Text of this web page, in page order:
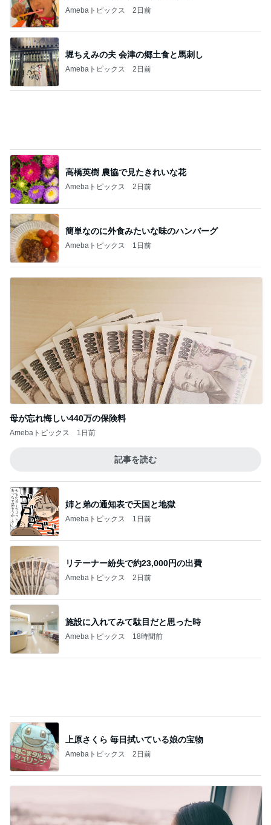
Amebaトピックス 2日前
堀ちえみの夫 会津の郷土食と馬刺し
Amebaトピックス 2日前
高橋英樹 農協で見たきれいな花
Amebaトピックス 2日前
簡単なのに外食みたいな味のハンバーグ
Amebaトピックス 1日前
母が忘れ悔しい440万の保険料
Amebaトピックス 1日前
記事を読む
姉と弟の通知表で天国と地獄
Amebaトピックス 1日前
リテーナー紛失で約23,000円の出費
Amebaトピックス 2日前
施設に入れてみて駄目だと思った時
Amebaトピックス 18時間前
上原さくら 毎日拭いている娘の宝物
Amebaトピックス 2日前